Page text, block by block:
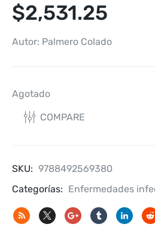
$2,531.25
Autor: Palmero Colado
Agotado
COMPARE
SKU: 9788492569380
Categorías: Enfermedades